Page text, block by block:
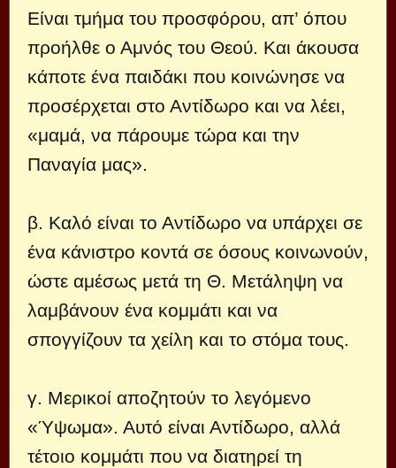
Είναι τμήμα του προσφόρου, απ’ όπου
προήλθε ο Αμνός του Θεού. Και άκουσα
κάποτε ένα παιδάκι που κοινώνησε να
προσέρχεται στο Αντίδωρο και να λέει,
«μαμά, να πάρουμε τώρα και την
Παναγία μας».
β. Καλό είναι το Αντίδωρο να υπάρχει σε
ένα κάνιστρο κοντά σε όσους κοινωνούν,
ώστε αμέσως μετά τη Θ. Μετάληψη να
λαμβάνουν ένα κομμάτι και να
σπογγίζουν τα χείλη και το στόμα τους.
γ. Μερικοί αποζητούν το λεγόμενο
«Ύψωμα». Αυτό είναι Αντίδωρο, αλλά
τέτοιο κομμάτι που να διατηρεί τη